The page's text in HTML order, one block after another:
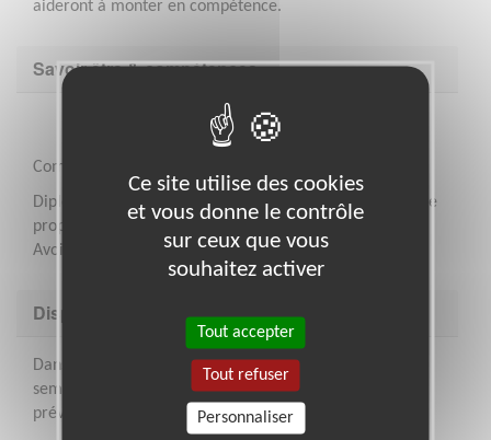
aideront à monter en compétence.
Savoir être & compétences
Compétences souhaitées :
Diplomatie, sens de l’écoute , pédagogie et être force de
proposition
Avoir le goût pour la gestion de projet.
Disponibilité demandée
Dans la mesure du temps disponible, environ 1h par
semaine, mais des rendez-vous en présentiel sont à
prévoir.
Ce site utilise des cookies
et vous donne le contrôle
sur ceux que vous
souhaitez activer
Tout accepter
Tout refuser
Personnaliser